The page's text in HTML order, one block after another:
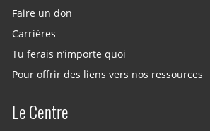
Faire un don
Carrières
Tu ferais n’importe quoi
Pour offrir des liens vers nos ressources
Le Centre